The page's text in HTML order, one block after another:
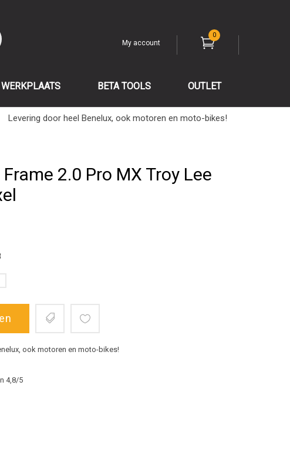
My account
0
WERKPLAATS BETA TOOLS OUTLET
Levering door heel Benelux, ook motoren en moto-bikes!
Frame 2.0 Pro MX Troy Lee
ook motoren en moto-bikes!
4,8/5